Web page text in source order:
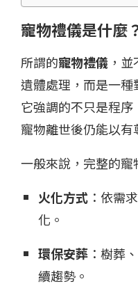
寵物禮儀是什麼
所謂的寵物禮儀 ，
遺體處理，而是一種
它強調的不只是程
寵物離世後仍能以有
一般來說，完整的寵
火化方式 ：依需
化。
環保安葬 ：樹葬
續趨勢。